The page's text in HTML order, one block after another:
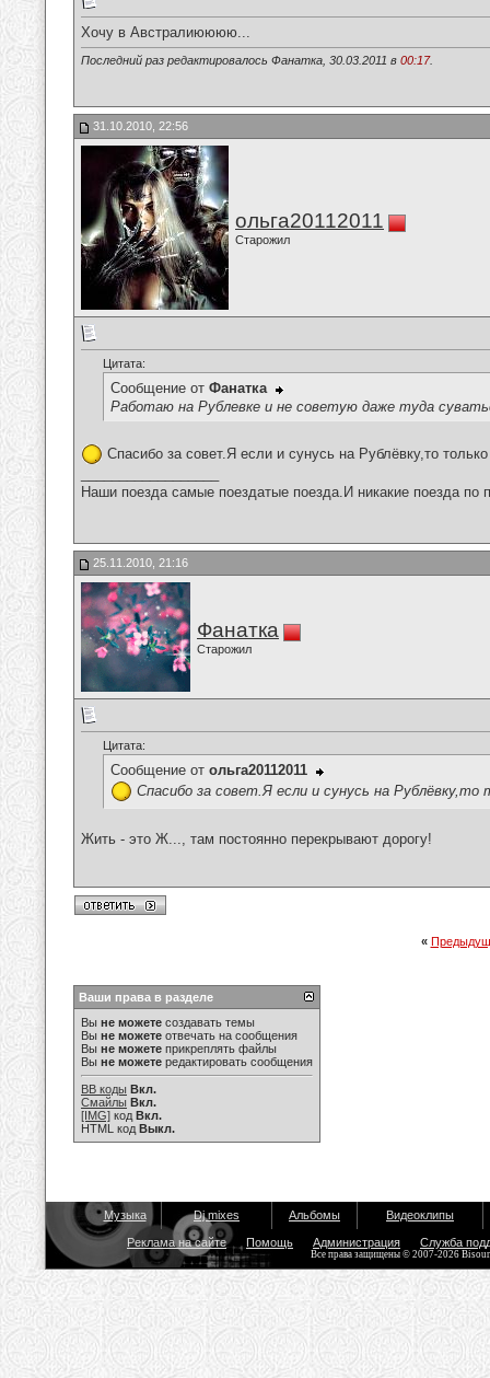
Хочу в Австралиюююю...
Последний раз редактировалось Фанатка, 30.03.2011 в 00:17.
31.10.2010, 22:56
ольга20112011
Старожил
Цитата:
Сообщение от Фанатка
Работаю на Рублевке и не советую даже туда
Спасибо за совет.Я если и сунусь на Рублёвку,то
Наши поезда самые поездатые поезда.И никакие поезда по
25.11.2010, 21:16
Фанатка
Старожил
Цитата:
Сообщение от ольга20112011
Спасибо за совет.Я если и сунусь на
Жить - это Ж..., там постоянно перекрывают дорогу!
«
Ваши права в разделе
Вы не можете создавать темы
Вы не можете отвечать на сообщения
Вы не можете прикреплять файлы
Вы не можете редактировать сообщения
BB коды Вкл.
Смайлы Вкл.
[IMG] код Вкл.
HTML код Выкл.
Музыка Dj mixes Альбомы Видеоклипы
Реклама на сайте Помощь Администрация Служба
Все права защищены © 2007-2026